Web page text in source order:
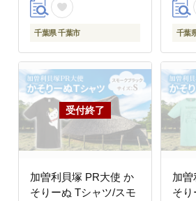
千葉県 千葉市 千葉
加曽利貝塚 PR大使 か
そりーぬ Tシャツ/スモ
加曽
そり